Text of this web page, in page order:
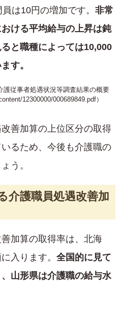
は10円の増加です。 非常
ける平均給与の上昇は鈍
と職種によっては10,000
す。
護従事者処遇状況等調査結果の概要
12300000/000689849.pdf）
善加算の上位区分の取得
るため、今後も介護職の
う。
護職員処遇改善加
加算の取得率は、北海
入ります。 全国的に見て
山形県は介護職の給与水